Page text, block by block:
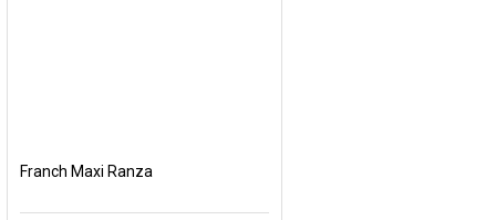
Franch Maxi Ranza